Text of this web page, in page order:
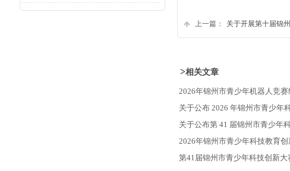
上一篇： 关于开展第十届锦
>相关文章
2026年锦州市青少年机器人竞
关于公布 2026 年锦州市青少年
关于公布第 41 届锦州市青少年
2026年锦州市青少年科技教育
第41届锦州市青少年科技创新大